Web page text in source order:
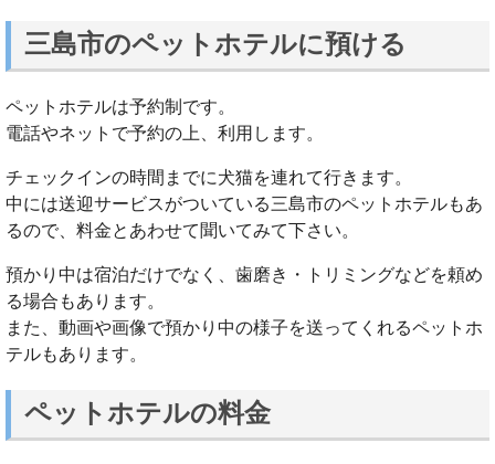
三島市のペットホテルに預ける
ペットホテルは予約制です。
電話やネットで予約の上、利用します。
チェックインの時間までに犬猫を連れて行きます。
中には送迎サービスがついている三島市のペットホテルもあ
るので、料金とあわせて聞いてみて下さい。
預かり中は宿泊だけでなく、歯磨き・トリミングなどを頼め
る場合もあります。
また、動画や画像で預かり中の様子を送ってくれるペットホ
テルもあります。
ペットホテルの料金